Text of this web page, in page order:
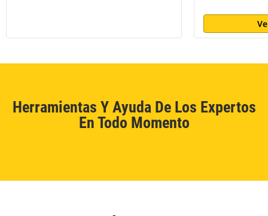
Herramientas Y Ayuda De Los Expertos
En Todo Momento